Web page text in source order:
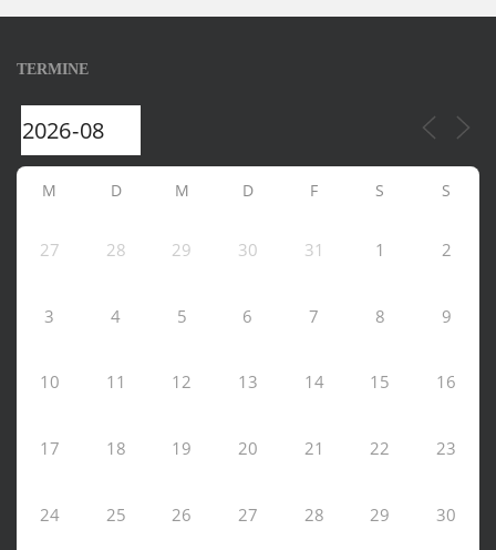
TERMINE
M D M D F S S
27 28 29 30 31 1 2
3 4 5 6 7 8 9
10 11 12 13 14 15 16
17 18 19 20 21 22 23
24 25 26 27 28 29 30